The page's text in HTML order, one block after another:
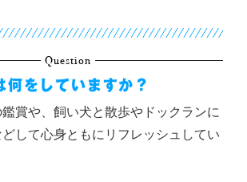
Question
何をしていますか？
鑑賞や、飼い犬と散歩やドックランに
して心身ともにリフレッシュしてい